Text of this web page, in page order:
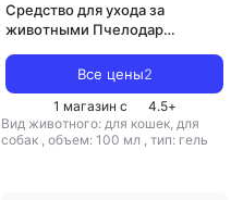
Средство для ухода за
животными Пчелодар
Гексидерм,
противомикробное,
обезболивающее действие,
100мл
Все цены2
1 магазин с 4.5+
Вид животного: для кошек, для
собак , объем: 100 мл , тип: гель